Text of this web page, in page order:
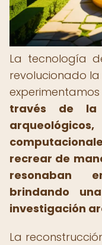
La tecnología
revolucionado
través de la
recrear de
resonaban
brindando
investigación
La